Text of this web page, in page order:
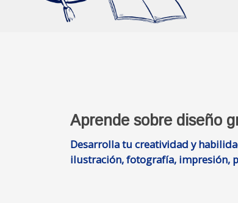
Aprende sobre diseño
Desarrolla tu creatividad y
ilustración, fotografía, impresión,